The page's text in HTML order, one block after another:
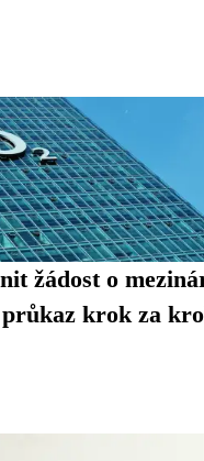
žádost o
krok za